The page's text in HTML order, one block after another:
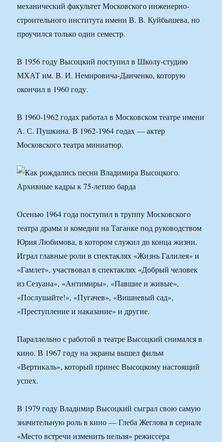
механический факультет Московского инженерно-
строительного института имени В. В. Куйбышева, но
проучился только один семестр.
В 1956 году Высоцкий поступил в Школу-студию
МХАТ им. В. И. Немировича-Данченко, которую
окончил в 1960 году.
В 1960-1962 годах работал в Московском театре имени
А. С. Пушкина. В 1962-1964 годах — актер
Московского театра миниатюр.
Осенью 1964 года поступил в труппу Московского
театра драмы и комедии на Таганке под руководством
Юрия Любимова, в котором служил до конца жизни.
Играл главные роли в спектаклях «Жизнь Галилея» и
«Гамлет», участвовал в спектаклях «Добрый человек
из Сезуана», «Антимиры», «Павшие и живые»,
«Послушайте!», «Пугачев», «Вишневый сад»,
«Преступление и наказание» и другие.
Параллельно с работой в театре Высоцкий снимался в
кино. В 1967 году на экраны вышел фильм
«Вертикаль», который принес Высоцкому настоящий
успех.
В 1979 году Владимир Высоцкий сыграл свою самую
значительную роль в кино — Глеба Жеглова в сериале
«Место встречи изменить нельзя» режиссера